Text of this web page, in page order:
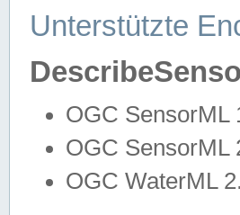
Unterstützte
OGC SensorML
OGC SensorML
OGC WaterML